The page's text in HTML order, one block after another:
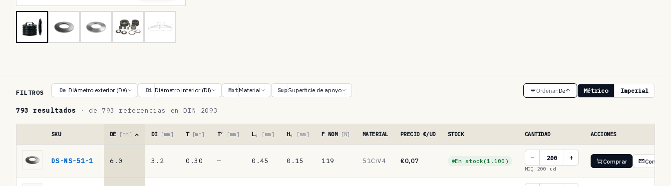
a
b
a
FILTROS De Diámetro exterior (De) Di Diámetro interior (Di) MatMaterial SupSuperficie de apoyo Ordenar:De Métrico Imperial
793 resultados · de 793 referencias en DIN 2093
SKU DE [mm] DI [mm] T [mm] T′ [mm] Lₒ [mm] Hₒ [mm] F NOM [N] MATERIAL PRECIO €/UD STOCK CANTIDAD ACCIONES
DS-NS-51-1 6.0 3.2 0.30 — 0.45 0.15 119 51CrV4 €0,07 En stock(1.100) − +
MOQ 200 ud
Comprar